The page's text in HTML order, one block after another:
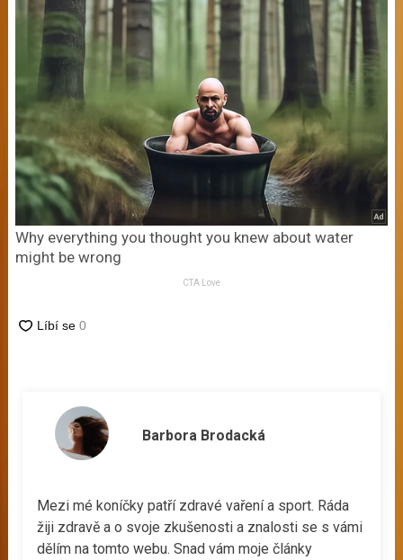
Why everything you thought you knew about water
might be wrong
CTA Love
Barbora Brodacká
Mezi mé koníčky patří zdravé vaření a sport. Ráda
žiji zdravě a o svoje zkušenosti a znalosti se s vámi
dělím na tomto webu. Snad vám moje články